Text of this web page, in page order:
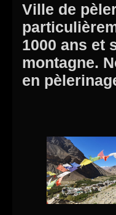
Ville de
1000 ans et
montagne.
en